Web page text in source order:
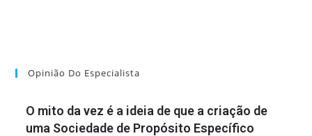
Opinião Do Especialista
O mito da vez é a ideia de que a criação de
uma Sociedade de Propósito Específico